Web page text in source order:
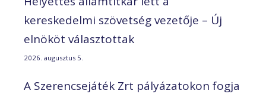
kereskedelmi szövetség vezetője – Új
elnököt választottak
2026. augusztus 5.
A Szerencsejáték Zrt pályázatokon fogja